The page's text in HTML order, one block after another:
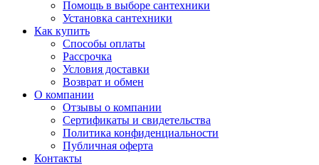
Помощь в выборе сантехники
Установка сантехники
Как купить
Способы оплаты
Рассрочка
Условия доставки
Возврат и обмен
О компании
Отзывы о компании
Сертификаты и свидетельства
Политика конфиденциальности
Публичная оферта
Контакты